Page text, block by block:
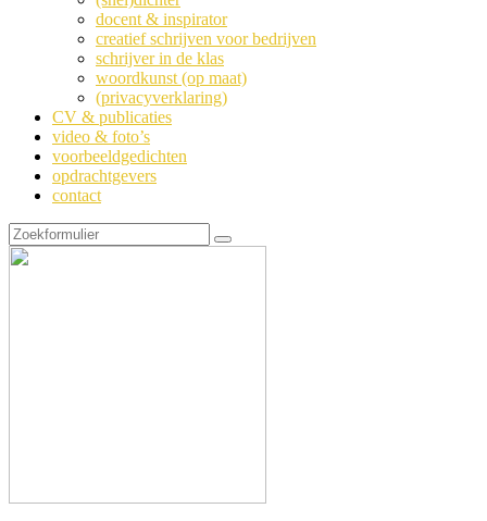
docent & inspirator
creatief schrijven voor bedrijven
schrijver in de klas
woordkunst (op maat)
(privacyverklaring)
CV & publicaties
video & foto’s
voorbeeldgedichten
opdrachtgevers
contact
Zoeken